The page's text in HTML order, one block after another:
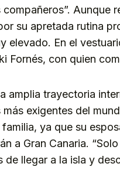
Aunque
su apretada rutina
elevado. En el
Fornés, con quien
amplia trayectoria
exigentes del
ya que su
a Gran Canaria.
de llegar a la isla y